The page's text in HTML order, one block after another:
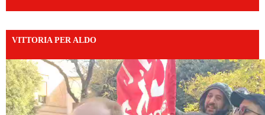
VITTORIA PER ALDO